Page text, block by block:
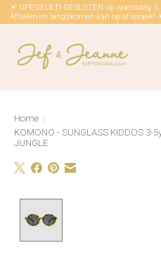
☀ OPEGELET! GESLOTEN op woensdag
Afhalen en langskomen kan op afspraak!
Home /
KOMONO - SUNGLASS KIDDOS 3-
JUNGLE